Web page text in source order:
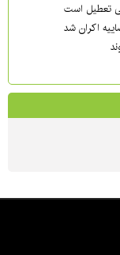
تعطیل است
اکران شد